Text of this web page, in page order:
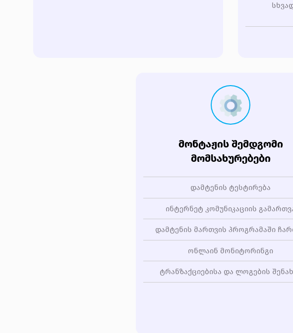
ᲛᲝᲜᲢᲐᲟᲘᲡ ᲨᲔᲛᲓᲒᲝᲛᲘ
ᲛᲝᲛᲡᲐᲮᲣᲠᲔᲑᲔᲑᲘ
დამტენის ტესტირება
ინტერნეტ კომუნიკაციის
დამტენის მართვის პროგრამაში
ონლაინ მონიტორინგი
ტრანზაქციებისა და ლოგების